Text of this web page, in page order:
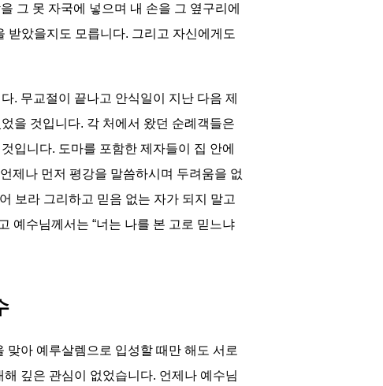
그 못 자국에 넣으며 내 손을 그 옆구리에
받았을지도 모릅니다. 그리고 자신에게도
. 무교절이 끝나고 안식일이 지난 다음 제
을 것입니다. 각 처에서 왔던 순례객들은
입니다. 도마를 포함한 제자들이 집 안에
제나 먼저 평강을 말씀하시며 두려움을 없
보라 그리하고 믿음 없는 자가 되지 말고
예수님께서는 “너는 나를 본 고로 믿느냐
아 예루살렘으로 입성할 때만 해도 서로
깊은 관심이 없었습니다. 언제나 예수님